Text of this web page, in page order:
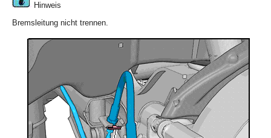
Hinweis
Bremsleitung nicht trennen.